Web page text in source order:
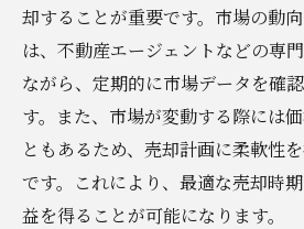
法的トラブルを防ぐため
不動産売却における法的
改正法による不動産売却
法的問題を未然に防ぐ
クポイント
税務の観点から見る不動産売
却することが重要です。市場の動
は、不動産エージェントなどの専
ながら、定期的に市場データを確
す。また、市場が変動する際には
ともあるため、売却計画に柔軟性
です。これにより、最適な売却時
益を得ることが可能になります。